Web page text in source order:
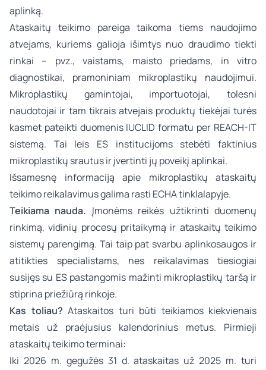
aplinką.
Ataskaitų teikimo pareiga taikoma tiems naudojimo
atvejams, kuriems galioja išimtys nuo draudimo tiekti
rinkai – pvz., vaistams, maisto priedams, in vitro
diagnostikai, pramoniniam mikroplastikų naudojimui.
Mikroplastikų gamintojai, importuotojai, tolesni
naudotojai ir tam tikrais atvejais produktų tiekėjai turės
kasmet pateikti duomenis IUCLID formatu per REACH-IT
sistemą. Tai leis ES institucijoms stebėti faktinius
mikroplastikų srautus ir įvertinti jų poveikį aplinkai.
Išsamesnę informaciją apie mikroplastikų ataskaitų
teikimo reikalavimus galima rasti ECHA tinklalapyje.
Teikiama nauda. Įmonėms reikės užtikrinti duomenų
rinkimą, vidinių procesų pritaikymą ir ataskaitų teikimo
sistemų parengimą. Tai taip pat svarbu aplinkosaugos ir
atitikties specialistams, nes reikalavimas tiesiogiai
susijęs su ES pastangomis mažinti mikroplastikų taršą ir
stiprina priežiūrą rinkoje.
Kas toliau? Ataskaitos turi būti teikiamos kiekvienais
metais už praėjusius kalendorinius metus. Pirmieji
ataskaitų teikimo terminai:
Iki 2026 m. gegužės 31 d. ataskaitas už 2025 m. turi